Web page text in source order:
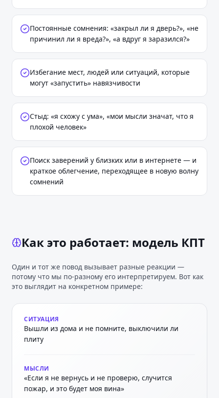
Постоянные сомнения: «закрыл ли я дверь?», «не
причинил ли я вреда?», «а вдруг я заразился?»
Избегание мест, людей или ситуаций, которые
могут «запустить» навязчивости
Стыд: «я схожу с ума», «мои мысли значат, что я
плохой человек»
Поиск заверений у близких или в интернете — и
краткое облегчение, переходящее в новую волну
сомнений
Как это работает: модель КПТ
Один и тот же повод вызывает разные реакции —
потому что мы по-разному его интерпретируем. Вот как
это выглядит на конкретном примере:
СИТУАЦИЯ
Вышли из дома и не помните, выключили ли
плиту
МЫСЛИ
«Если я не вернусь и не проверю, случится
пожар, и это будет моя вина»